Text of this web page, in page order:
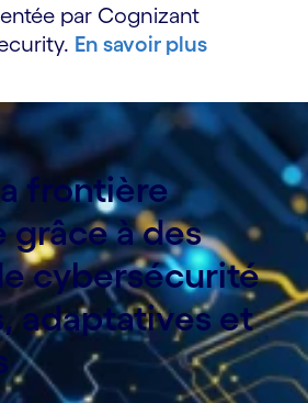
par Cognizant
En savoir plus
frontière
à des
cybersécurité
adaptatives et